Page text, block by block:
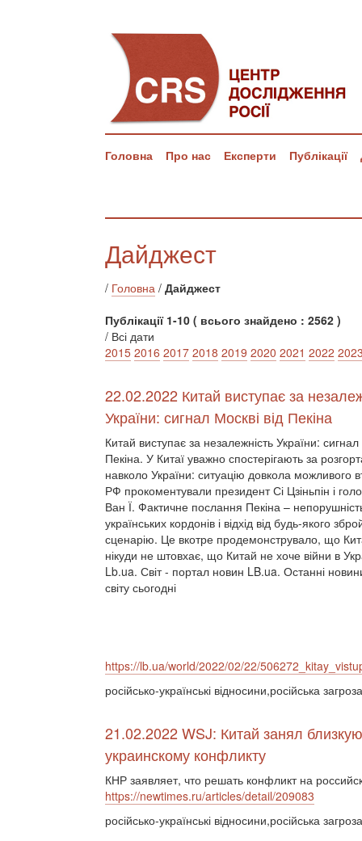
Головна Про нас Експерти Публікації
Дайджест
/ Головна / Дайджест
Публікації 1-10 ( всього знайдено : 2562 )
/ Всі дати
2015 2016 2017 2018 2019 2020 2021 2022
22.02.2022 Китай виступає за
України: сигнал Москві від Пекіна
Китай виступає за незалежність України: сигнал
Пекіна. У Китаї уважно спостерігають за
навколо України: ситуацію довкола можливого
РФ прокоментували президент Сі Цзіньпін і
Ван Ї. Фактичне послання Пекіна –
українських кордонів і відхід від будь-якого
сценарію. Це вкотре продемонструвало, що
нікуди не штовхає, що Китай не хоче війни в
Lb.ua. Світ - портал новин LB.ua. Останні
світу сьогодні
https://lb.ua/world/2022/02/22/
російсько-українські відносини,російська
21.02.2022 WSJ: Китай занял
украинскому конфликту
КНР заявляет, что решать конфликт на
https://newtimes.ru/articles/detail/209083
російсько-українські відносини,російська